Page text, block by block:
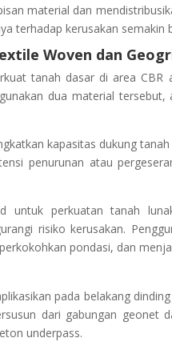
material dan
terhadap kerusakan semakin
Woven dan
tanah dasar di area CBR
dua material tersebut,
kapasitas dukung
penurunan atau
untuk perkuatan tanah
risiko kerusakan.
pondasi, dan
pada belakang
dari gabungan geonet
underpass.